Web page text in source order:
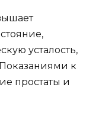
усталость,
к
простаты и